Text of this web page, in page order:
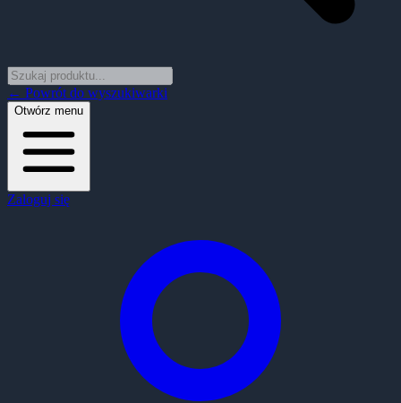
← Powrót do wyszukiwarki
Otwórz menu
Zaloguj się